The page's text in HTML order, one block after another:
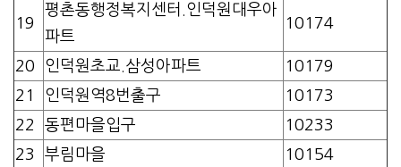
19
평촌동행정복지센터.인덕원대우아
파트
10174
20 인덕원초교.삼성아파트
10179
21
인덕원역8번출구
10173
22
동편마을입구
10233
23
부림마을
10154